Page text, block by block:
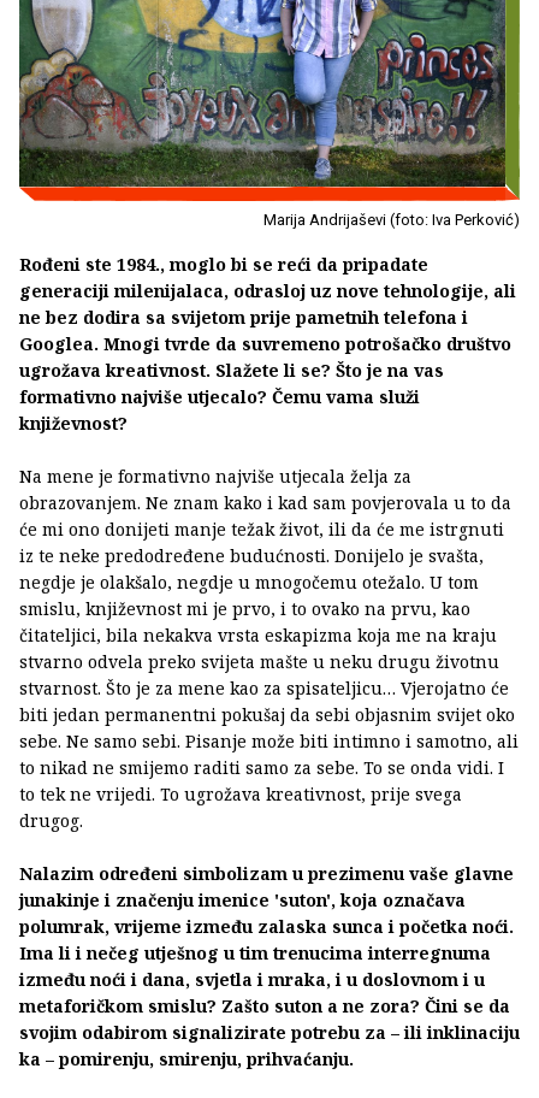
Marija Andrijaševi (foto: Iva Perković)
Rođeni ste 1984., moglo bi se reći da pripadate
generaciji milenijalaca, odrasloj uz nove tehnologije, ali
ne bez dodira sa svijetom prije pametnih telefona i
Googlea. Mnogi tvrde da suvremeno potrošačko društvo
ugrožava kreativnost. Slažete li se? Što je na vas
formativno najviše utjecalo? Čemu vama služi
književnost?
Na mene je formativno najviše utjecala želja za
obrazovanjem. Ne znam kako i kad sam povjerovala u to da
će mi ono donijeti manje težak život, ili da će me istrgnuti
iz te neke predodređene budućnosti. Donijelo je svašta,
negdje je olakšalo, negdje u mnogočemu otežalo. U tom
smislu, književnost mi je prvo, i to ovako na prvu, kao
čitateljici, bila nekakva vrsta eskapizma koja me na kraju
stvarno odvela preko svijeta mašte u neku drugu životnu
stvarnost. Što je za mene kao za spisateljicu… Vjerojatno će
biti jedan permanentni pokušaj da sebi objasnim svijet oko
sebe. Ne samo sebi. Pisanje može biti intimno i samotno, ali
to nikad ne smijemo raditi samo za sebe. To se onda vidi. I
to tek ne vrijedi. To ugrožava kreativnost, prije svega
drugog.
Nalazim određeni simbolizam u prezimenu vaše glavne
junakinje i značenju imenice 'suton', koja označava
polumrak, vrijeme između zalaska sunca i početka noći.
Ima li i nečeg utješnog u tim trenucima interregnuma
između noći i dana, svjetla i mraka, i u doslovnom i u
metaforičkom smislu? Zašto suton a ne zora? Čini se da
svojim odabirom signalizirate potrebu za – ili inklinaciju
ka – pomirenju, smirenju, prihvaćanju.